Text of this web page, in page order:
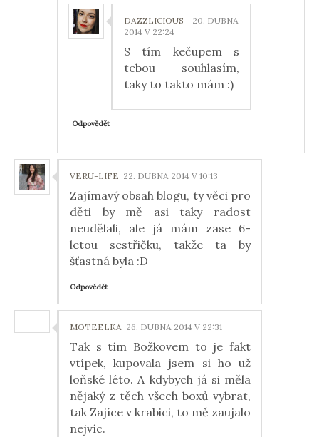
DAZZLICIOUS
20. DUBNA
2014 V 22:24
S tím kečupem s
tebou souhlasím,
taky to takto mám :)
Odpovědět
VERU-LIFE 22. DUBNA 2014 V 10:13
Zajímavý obsah blogu, ty věci pro
děti by mě asi taky radost
neudělali, ale já mám zase 6-
letou sestřičku, takže ta by
šťastná byla :D
Odpovědět
MOTEELKA 26. DUBNA 2014 V 22:31
Tak s tím Božkovem to je fakt
vtípek, kupovala jsem si ho už
loňské léto. A kdybych já si měla
nějaký z těch všech boxů vybrat,
tak Zajíce v krabici, to mě zaujalo
nejvíc.